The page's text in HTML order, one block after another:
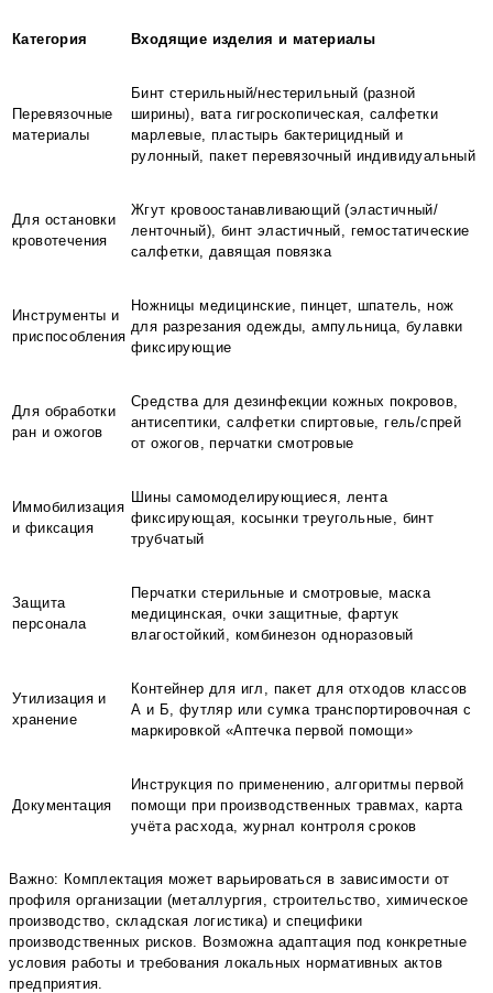
Категория Входящие изделия и материалы
Перевязочные
материалы
Бинт стерильный/нестерильный (разной
ширины), вата гигроскопическая, салфетки
марлевые, пластырь бактерицидный и
рулонный, пакет перевязочный индивидуальный
Для остановки
кровотечения
Жгут кровоостанавливающий (эластичный/
ленточный), бинт эластичный, гемостатические
салфетки, давящая повязка
Инструменты и
приспособления
Ножницы медицинские, пинцет, шпатель, нож
для разрезания одежды, ампульница, булавки
фиксирующие
Для обработки
ран и ожогов
Средства для дезинфекции кожных покровов,
антисептики, салфетки спиртовые, гель/спрей
от ожогов, перчатки смотровые
Иммобилизация
и фиксация
Шины самомоделирующиеся, лента
фиксирующая, косынки треугольные, бинт
трубчатый
Защита
персонала
Перчатки стерильные и смотровые, маска
медицинская, очки защитные, фартук
влагостойкий, комбинезон одноразовый
Утилизация и
хранение
Контейнер для игл, пакет для отходов классов
А и Б, футляр или сумка транспортировочная с
маркировкой «Аптечка первой помощи»
Документация
Инструкция по применению, алгоритмы первой
помощи при производственных травмах, карта
учёта расхода, журнал контроля сроков
Важно: Комплектация может варьироваться в зависимости от
профиля организации (металлургия, строительство, химическое
производство, складская логистика) и специфики
производственных рисков. Возможна адаптация под конкретные
условия работы и требования локальных нормативных актов
предприятия.